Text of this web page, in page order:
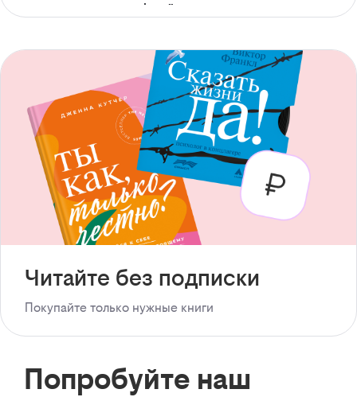
с доступом офлайн
Читайте без подписки
Покупайте только нужные книги
Попробуйте наш